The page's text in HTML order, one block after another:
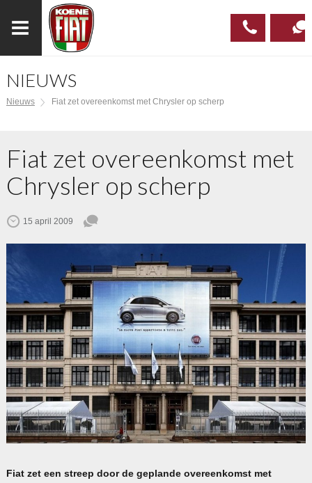
NIEUWS
Nieuws Fiat zet overeenkomst met Chrysler op scherp
Fiat zet overeenkomst met
Chrysler op scherp
15 april 2009
Fiat zet een streep door de geplande overeenkomst met